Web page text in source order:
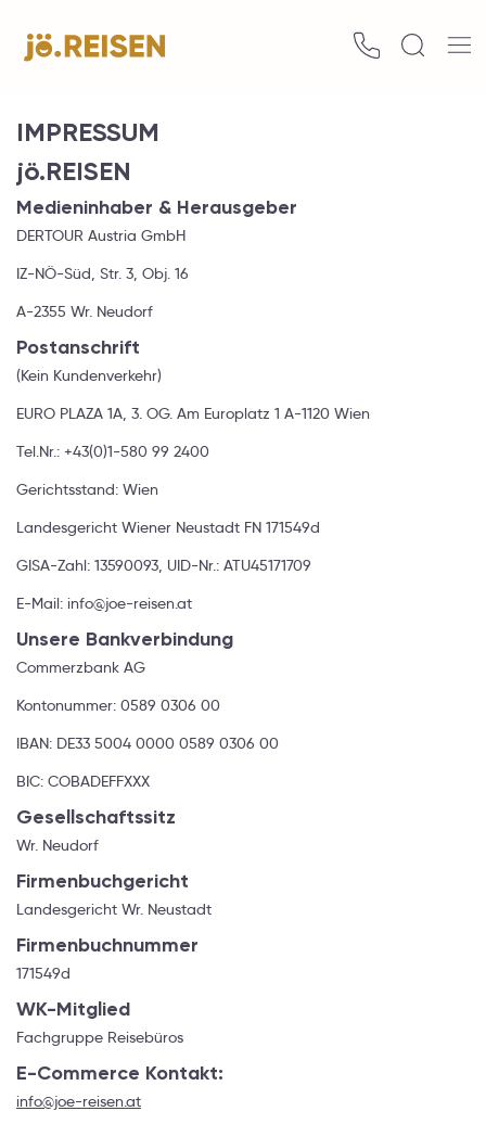
IMPRESSUM
jö.REISEN
Medieninhaber & Herausgeber
DERTOUR Austria GmbH
IZ-NÖ-Süd, Str. 3, Obj. 16
A-2355 Wr. Neudorf
Postanschrift
(Kein Kundenverkehr)
EURO PLAZA 1A, 3. OG. Am Europlatz 1 A-1120 Wien
Tel.Nr.: +43(0)1-580 99 2400
Gerichtsstand: Wien
Landesgericht Wiener Neustadt FN 171549d
GISA-Zahl: 13590093, UID-Nr.: ATU45171709
E-Mail: info@joe-reisen.at
Unsere Bankverbindung
Commerzbank AG
Kontonummer: 0589 0306 00
IBAN: DE33 5004 0000 0589 0306 00
BIC: COBADEFFXXX
Gesellschaftssitz
Wr. Neudorf
Firmenbuchgericht
Landesgericht Wr. Neustadt
Firmenbuchnummer
171549d
WK-Mitglied
Fachgruppe Reisebüros
E-Commerce Kontakt:
info@joe-reisen.at